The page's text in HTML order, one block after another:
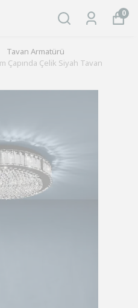
0
Tavan Armatürü
Çapında Çelik Siyah Tavan